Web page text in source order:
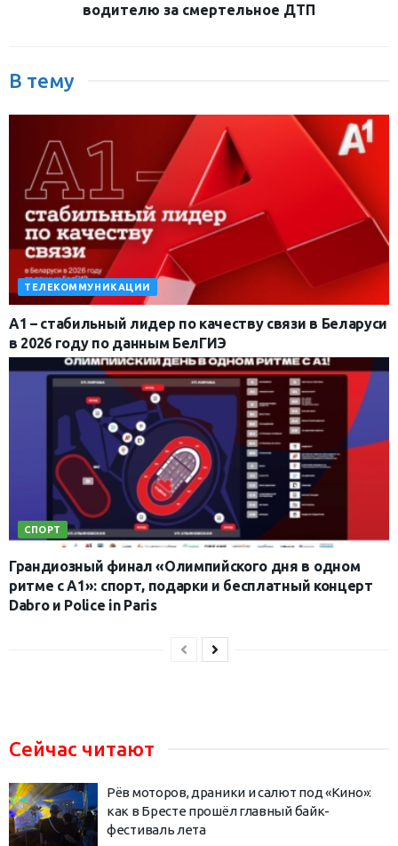
водителю за смертельное ДТП
В тему
ТЕЛЕКОММУНИКАЦИИ
А1 – стабильный лидер по качеству связи в Беларуси
в 2026 году по данным БелГИЭ
СПОРТ
Грандиозный финал «Олимпийского дня в одном
ритме с А1»: спорт, подарки и бесплатный концерт
Dabro и Police in Paris
Сейчас читают
Рёв моторов, драники и салют под «Кино»:
как в Бресте прошёл главный байк-
фестиваль лета